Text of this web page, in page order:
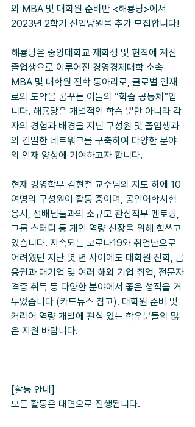
외 MBA 및 대학원 준비반 <해룡당>에서
2023년 2학기 신입당원을 추가 모집합니다!
해룡당은 중앙대학교 재학생 및 현직에 계신
졸업생으로 이루어진 경영경제대학 소속
MBA 및 대학원 진학 동아리로, 글로벌 인재
로의 도약을 꿈꾸는 이들의 “학습 공동체”입
니다. 해룡당은 개별적인 학습 뿐만 아니라 각
자의 경험과 배경을 지닌 구성원 및 졸업생과
의 긴밀한 네트워크를 구축하여 다양한 분야
의 인재 양성에 기여하고자 합니다.
현재 경영학부 김현철 교수님의 지도 하에 10
여명의 구성원이 활동 중이며, 공인어학시험
응시, 선배님들과의 소규모 관심직무 멘토링,
그룹 스터디 등 개인 역량 신장을 위해 힘쓰고
있습니다. 지속되는 코로나19와 취업난으로
어려웠던 지난 몇 년 사이에도 대학원 진학, 금
융권과 대기업 및 여러 해외 기업 취업, 전문자
격증 취득 등 다양한 분야에서 좋은 성적을 거
두었습니다 (카드뉴스 참고). 대학원 준비 및
커리어 역량 개발에 관심 있는 학우분들의 많
은 지원 바랍니다.
[활동 안내]
모든 활동은 대면으로 진행됩니다.